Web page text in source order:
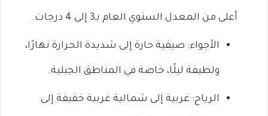
أعلى من المعدل السنوي العام بـ3 إلى 4 درجات.
الأجواء: صيفية حارة إلى شديدة الحرارة نهارًا،
ولطيفة ليلًا، خاصة في المناطق الجبلية.
الرياح: غربية إلى شمالية غربية خفيفة إلى